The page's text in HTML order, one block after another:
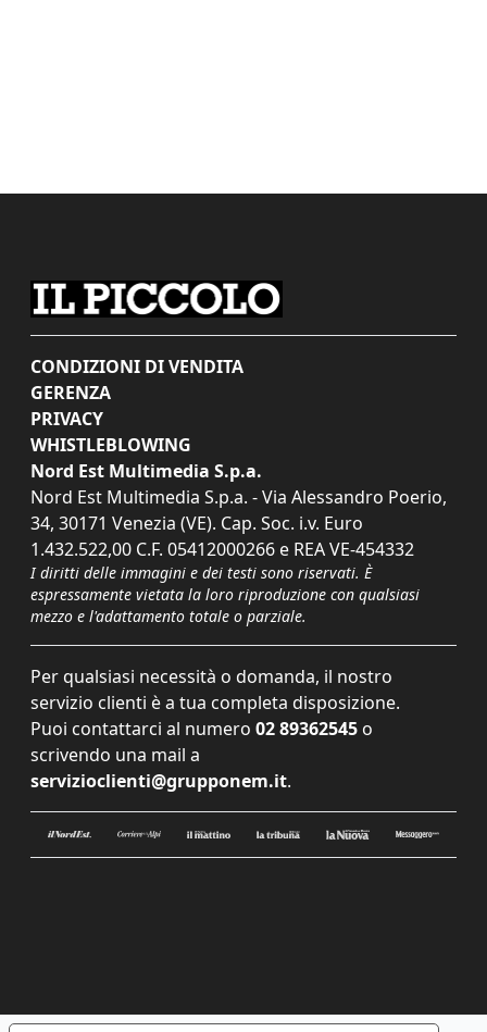
CONDIZIONI DI VENDITA
GERENZA
PRIVACY
WHISTLEBLOWING
Nord Est Multimedia S.p.a.
Nord Est Multimedia S.p.a. - Via Alessandro Poerio,
34, 30171 Venezia (VE). Cap. Soc. i.v. Euro
1.432.522,00 C.F. 05412000266 e REA VE-454332
I diritti delle immagini e dei testi sono riservati. È
espressamente vietata la loro riproduzione con qualsiasi
mezzo e l'adattamento totale o parziale.
Per qualsiasi necessità o domanda, il nostro
servizio clienti è a tua completa disposizione.
Puoi contattarci al numero 02 89362545 o
scrivendo una mail a
servizioclienti@grupponem.it.